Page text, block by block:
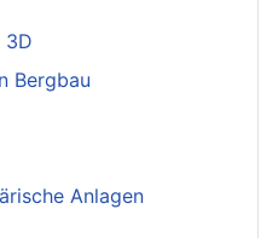
3D
Bergbau
Anlagen